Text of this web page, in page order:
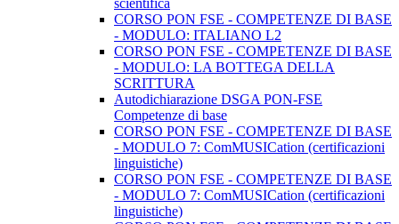
scientifica
CORSO PON FSE - COMPETENZE DI BASE
- MODULO: ITALIANO L2
CORSO PON FSE - COMPETENZE DI BASE
- MODULO: LA BOTTEGA DELLA
SCRITTURA
Autodichiarazione DSGA PON-FSE
Competenze di base
CORSO PON FSE - COMPETENZE DI BASE
- MODULO 7: ComMUSICation (certificazioni
linguistiche)
CORSO PON FSE - COMPETENZE DI BASE
- MODULO 7: ComMUSICation (certificazioni
linguistiche)